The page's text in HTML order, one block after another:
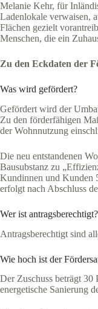
Melanie Kehr, für
Ladenlokale verwaisen,
Flächen gezielt
Menschen, die ein
Zu den Eckdaten der
Was wird gefördert?
Gefördert wird der
Zu den förderfähigen
der Wohnnutzung
Die neu entstandenen
Bausubstanz zu
Kundinnen und Kunden
erfolgt nach Abschluss
Wer ist antragsberechtigt?
Antragsberechtigt sind
Wie hoch ist der
Der Zuschuss beträgt
energetische Sanierung